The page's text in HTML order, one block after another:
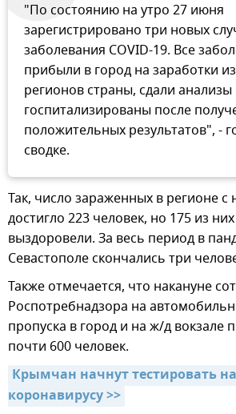
"По состоянию на утро 27 июня
зарегистрировано три новых
заболевания COVID-19. Все
прибыли в город на заработки
регионов страны, сдали
госпитализированы после
положительных результатов", -
сводке.
Так, число зараженных в регионе с
достигло 223 человек, но 175 из
выздоровели. За весь период в
Севастополе скончались три
Также отмечается, что накануне
Роспотребнадзора на
пропуска в город и на ж/д вокзале
почти 600 человек.
Крымчан начнут тестировать
коронавирусу >>